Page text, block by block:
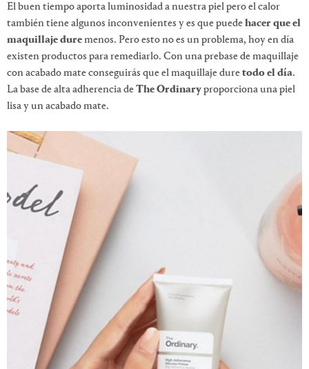
El buen tiempo aporta luminosidad a nuestra piel pero el calor
también tiene algunos inconvenientes y es que puedehacer que el
maquillaje duremenos. Pero esto no es un problema, hoy en día
existen productos para remediarlo. Con una prebase de maquillaje
con acabado mate conseguirás que el maquillaje duretodo el día.
La base de alta adherencia deThe Ordinaryproporciona una piel
lisa y un acabado mate.